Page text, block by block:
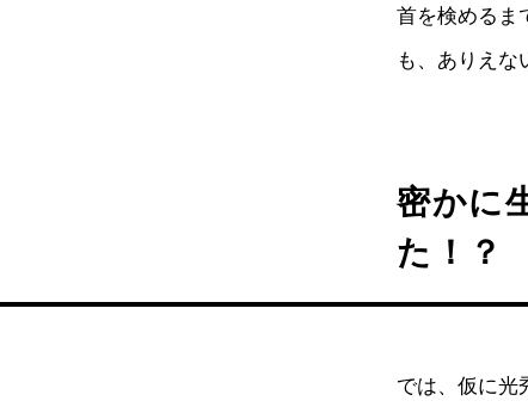
首を検めるま
も、ありえな
密かに
た！？
では、仮に光